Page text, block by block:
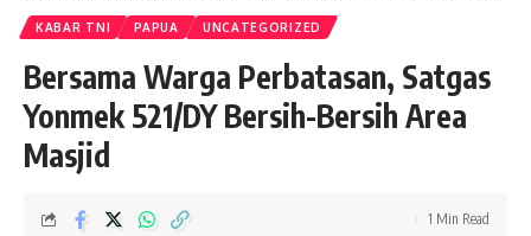
KABAR TNI PAPUA UNCATEGORIZED
Bersama Warga Perbatasan, Satgas
Yonmek 521/DY Bersih-Bersih Area
Masjid
1 Min Read